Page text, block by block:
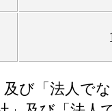
209[
維工業総合
：繊維工
係る人材派
及び「法人で